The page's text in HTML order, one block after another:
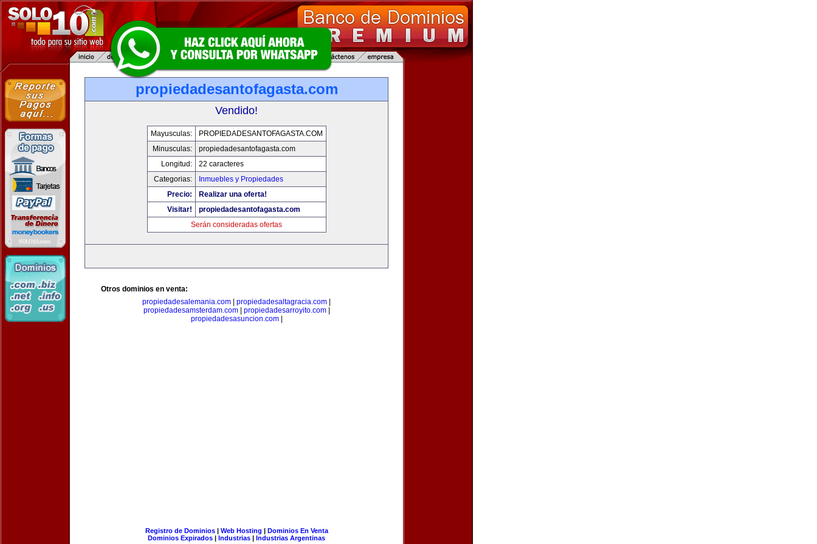
propiedadesantofagasta.com
Vendido!
Mayusculas:
PROPIEDADESANTOFAGASTA.COM
Minusculas:
propiedadesantofagasta.com
Longitud:
22 caracteres
Categorias:
Inmuebles y Propiedades
Precio:
Realizar una oferta!
Visitar!
propiedadesantofagasta.com
Serán consideradas ofertas
Otros dominios en venta:
propiedadesalemania.com
propiedadesaltagracia.com
propiedadesamsterdam.com| propiedadesarroyito.com|
propiedadesasuncion.com|
Registro de Dominios| Web Hosting | Dominios En Venta
Dominios Expirados | Industrias | Industrias Argentinas